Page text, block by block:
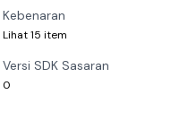
Kebenaran
Lihat 15 item
Versi SDK Sasaran
0